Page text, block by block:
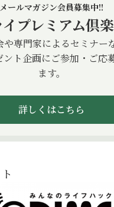
メールマガジン会員募集中!!
プレミアム倶
や専門家によるセミナー
ント企画にご参加・ご応
ます。
詳しくはこちら